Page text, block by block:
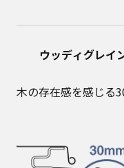
ウッディグレイ
木の存在感を感じる